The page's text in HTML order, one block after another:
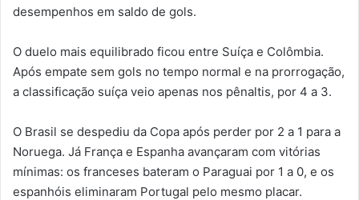
desempenhos em saldo de gols.
O duelo mais equilibrado ficou entre Suíça e Colômbia.
Após empate sem gols no tempo normal e na prorrogação,
a classificação suíça veio apenas nos pênaltis, por 4 a 3.
O Brasil se despediu da Copa após perder por 2 a 1 para a
Noruega. Já França e Espanha avançaram com vitórias
mínimas: os franceses bateram o Paraguai por 1 a 0, e os
espanhóis eliminaram Portugal pelo mesmo placar.